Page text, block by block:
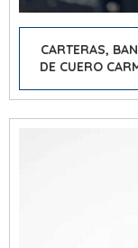
CARTERAS,
DE CUERO